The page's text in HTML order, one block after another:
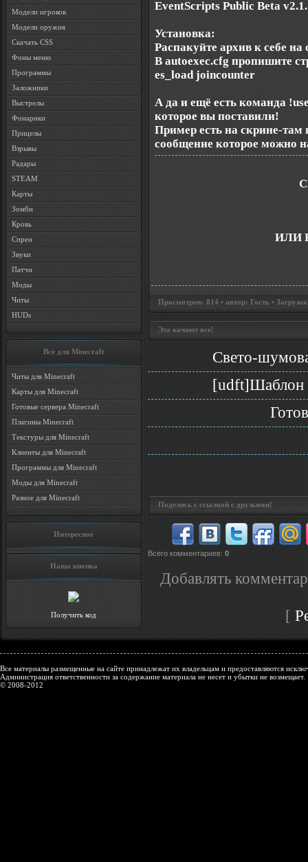
Модели игроков
Модели оружия
Скачать CSS
Фоны меню
Программы
Заложники
Выстрелы
Фонарики
Прицелы
Взрывы
Радары
STEAM
Карты
Зомби
Кровь
Спреи
Звуки
Патчи
Моды
Читы
HUDs
Все для Minecraft
Читы для Minecraft
Карты для Minecraft
Готовые сервера Minecraft
Плагины Minecraft
Текстуры для Minecraft
Клиенты для Minecraft
Программы для Minecraft
Моды для Minecraft
Разное для Minecraft
Интересное
Наша кнопка
Получить код
EventScripts Public Beta
Установка:
Распакуйте архив к себе на
В autoexec.cfg пропишите
es_load joincounter
А да и ещё есть команда
которое вы поставили!
Пример есть на скрине-там
сообщение которое можно
ИЛИ
Просмотров: 814 • автор: Гость •
Эта качают все!
Свето-
[udft]Шаблон
Поделись с ссылкой с друзьями!
Всего комментариев: 0
Добавлять
[
Все материалы размещенные на сайте принадлежат их владельцам и предоставляются
Администрация ответственности за содержание материала не несет и убытки не возмещает.
© 2008-2012